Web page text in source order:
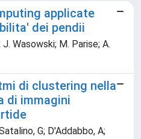
applicate
dei pendii
Wasowski; M. Parise; A.
di clustering nella
di immagini
G; D'Addabbo, A;